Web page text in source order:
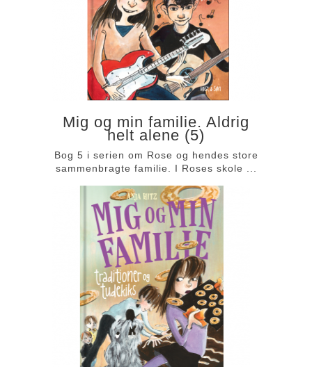
Mig og min familie. Aldrig
helt alene (5)
Bog 5 i serien om Rose og hendes store
sammenbragte familie. I Roses skole ...